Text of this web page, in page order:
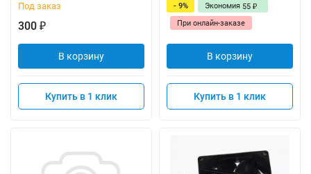
Под заказ
300 ₽
В корзину
Купить в 1 клик
- 9% Экономия 55 ₽
При онлайн-заказе
В корзину
Купить в 1 клик